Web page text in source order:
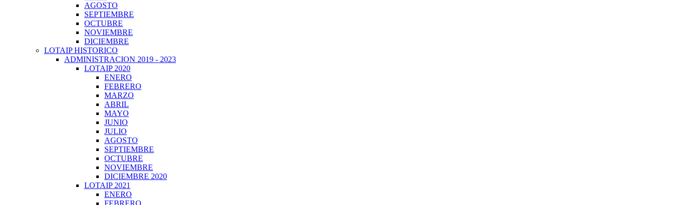
AGOSTO
SEPTIEMBRE
OCTUBRE
NOVIEMBRE
DICIEMBRE
LOTAIP HISTORICO
ADMINISTRACION 2019 - 2023
LOTAIP 2020
ENERO
FEBRERO
MARZO
ABRIL
MAYO
JUNIO
JULIO
AGOSTO
SEPTIEMBRE
OCTUBRE
NOVIEMBRE
DICIEMBRE 2020
LOTAIP 2021
ENERO
FEBRERO